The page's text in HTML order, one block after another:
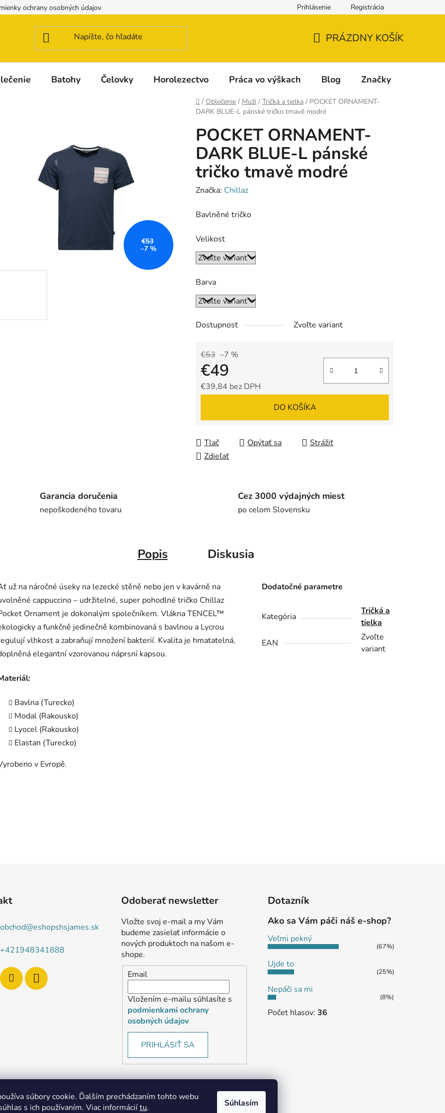
súbory cookie. Ďalším prechádzaním tohto webu
s ich používaním. Viac informáciítu. Súhlasím
ochrany osobných údajov Reklamácia a vrátenie tovaru
Prihlásenie Registrácia
KOŠÍK
PRÁZDNY KOŠÍK
Batohy Čelovky Horolezectvo Práca vo výškach Blog Značky
Domov
/ Oblečenie / Muži / Tričká a tielka / POCKET ORNAMENT-
DARK BLUE-L pánské tričko tmavě modré
POCKET ORNAMENT-
DARK BLUE-L pánské
tričko tmavě modré
Značka: Chillaz
Bavlněné tričko
Velikost
Barva
Dostupnosť Zvoľte variant
€53 –7 %
€49
€39,84 bez DPH
DO KOŠÍKA
Tlač Opýtať sa
Strážiť
Zdieľať
€53
–7 %
Garancia doručenia
nepoškodeného tovaru
Cez 3000 výdajných miest
po celom Slovensku
Popis Diskusia
už na náročné úseky na lezecké stěně nebo jen v kavárně na
cappuccino – udržitelné, super pohodlné tričko Chillaz
Ornament je dokonalým společníkem. Vlákna TENCEL™
a funkčně jedinečně kombinovaná s bavlnou a Lycrou
vlhkost a zabraňují množení bakterií. Kvalita je hmatatelná,
elegantní vzorovanou náprsní kapsou.
Bavlna (Turecko)
Modal (Rakousko)
Lyocel (Rakousko)
Elastan (Turecko)
v Evropě.
Dodatočné parametre
Kategória
Tričká a
tielka
EAN
Zvoľte
variant
obchod@eshopshsjames.sk
+421948341888
Odoberať newsletter
Vložte svoj e-mail a my Vám
budeme zasielať informácie o
nových produktoch na našom e-
shope.
Email
Vložením e-mailu súhlasíte s
podmienkami ochrany
osobných údajov
PRIHLÁSIŤ SA
Dotazník
Ako sa Vám páči náš e-shop?
Veľmi pekný
(67%)
Ujde to
(25%)
Nepáči sa mi
(8%)
Počet hlasov: 36
MôjPrvýEshop.sk Shoptet.sk